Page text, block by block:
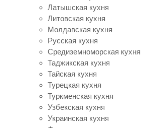
Латышская кухня
Литовская кухня
Молдавская кухня
Русская кухня
Средиземноморская кухня
Таджикская кухня
Тайская кухня
Турецкая кухня
Туркменская кухня
Узбекская кухня
Украинская кухня